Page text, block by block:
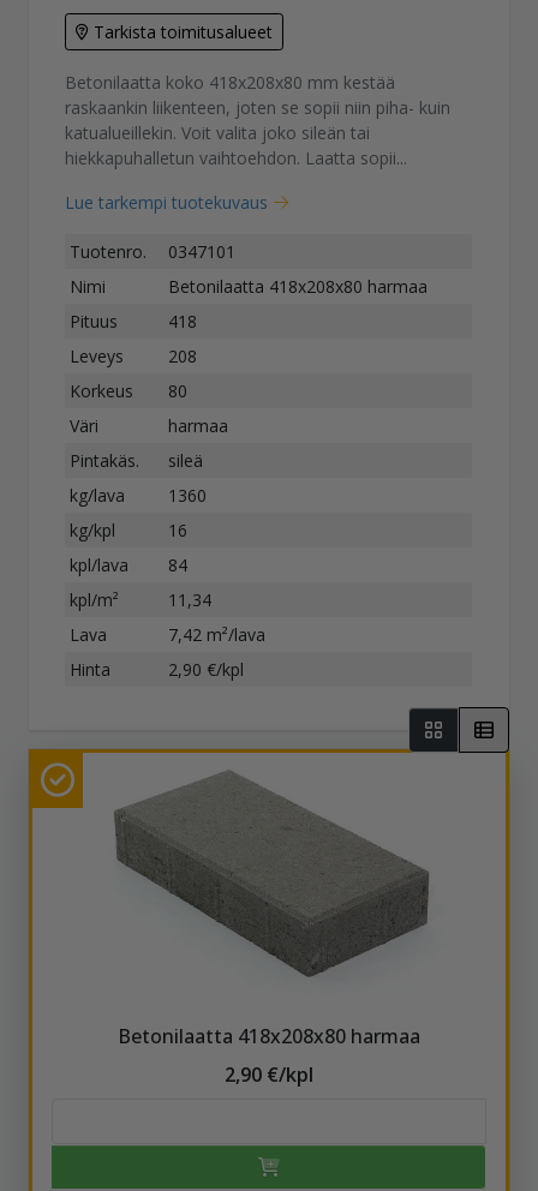
Tarkista toimitusalueet
Betonilaatta koko 418x208x80 mm kestää
raskaankin liikenteen, joten se sopii niin piha- kuin
katualueillekin. Voit valita joko sileän tai
hiekkapuhalletun vaihtoehdon. Laatta sopii...
Lue tarkempi tuotekuvaus
Tuotenro.
0347101
Nimi
Betonilaatta 418x208x80 harmaa
Pituus
418
Leveys
208
Korkeus
80
Väri
harmaa
Pintakäs.
sileä
kg/lava
1360
kg/kpl
16
kpl/lava
84
kpl/m²
11,34
Lava
7,42 m²/lava
Hinta
2,90 €/kpl
Betonilaatta 418x208x80 harmaa
2,90 €/kpl